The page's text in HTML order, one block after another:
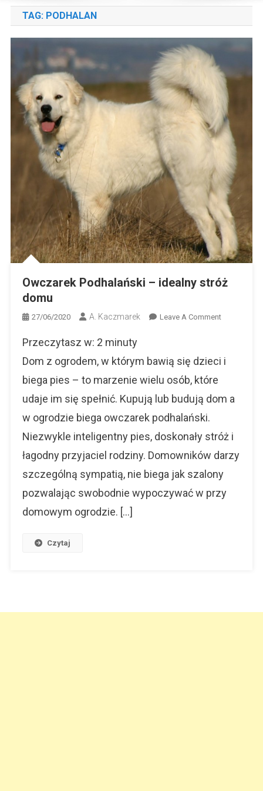
TAG: PODHALAN
Owczarek Podhalański – idealny stróż
domu
27/06/2020 A. Kaczmarek Leave A CommentOn
–
Domu
Przeczytasz w: 2 minuty
Dom z ogrodem, w którym bawią się dzieci i
biega pies – to marzenie wielu osób, które
udaje im się spełnić. Kupują lub budują dom a
w ogrodzie biega owczarek podhalański.
Niezwykle inteligentny pies, doskonały stróż i
łagodny przyjaciel rodziny. Domowników darzy
szczególną sympatią, nie biega jak szalony
pozwalając swobodnie wypoczywać w przy
domowym ogrodzie. […]
Czytaj